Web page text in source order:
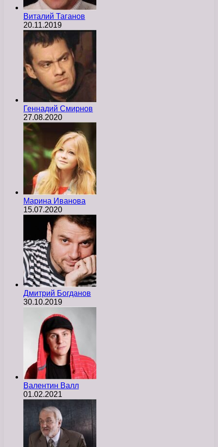
Виталий Таганов
20.11.2019
Геннадий Смирнов
27.08.2020
Марина Иванова
15.07.2020
Дмитрий Богданов
30.10.2019
Валентин Валл
01.02.2021